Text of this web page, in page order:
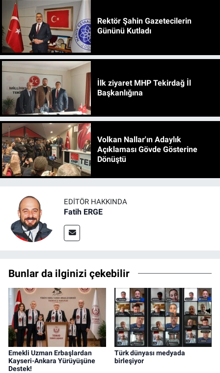
Rektör Şahin Gazetecilerin
Gününü Kutladı
İlk ziyaret MHP Tekirdağ İl
Başkanlığına
Volkan Nallar'ın Adaylık
Açıklaması Gövde Gösterine
Dönüştü
EDITÖR HAKKINDA
Fatih ERGE
Bunlar da ilginizi çekebilir
Emekli Uzman Erbaşlardan
Kayseri-Ankara Yürüyüşüne
Destek!
Türk dünyası medyada
birleşiyor